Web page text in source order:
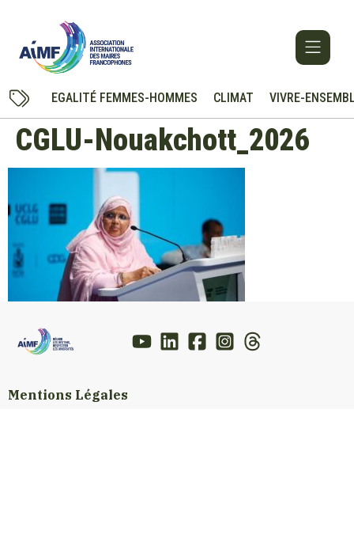
EGALITÉ FEMMES-HOMMES CLIMAT VIVRE-
CGLU-Nouakchott_2026
Mentions Légales